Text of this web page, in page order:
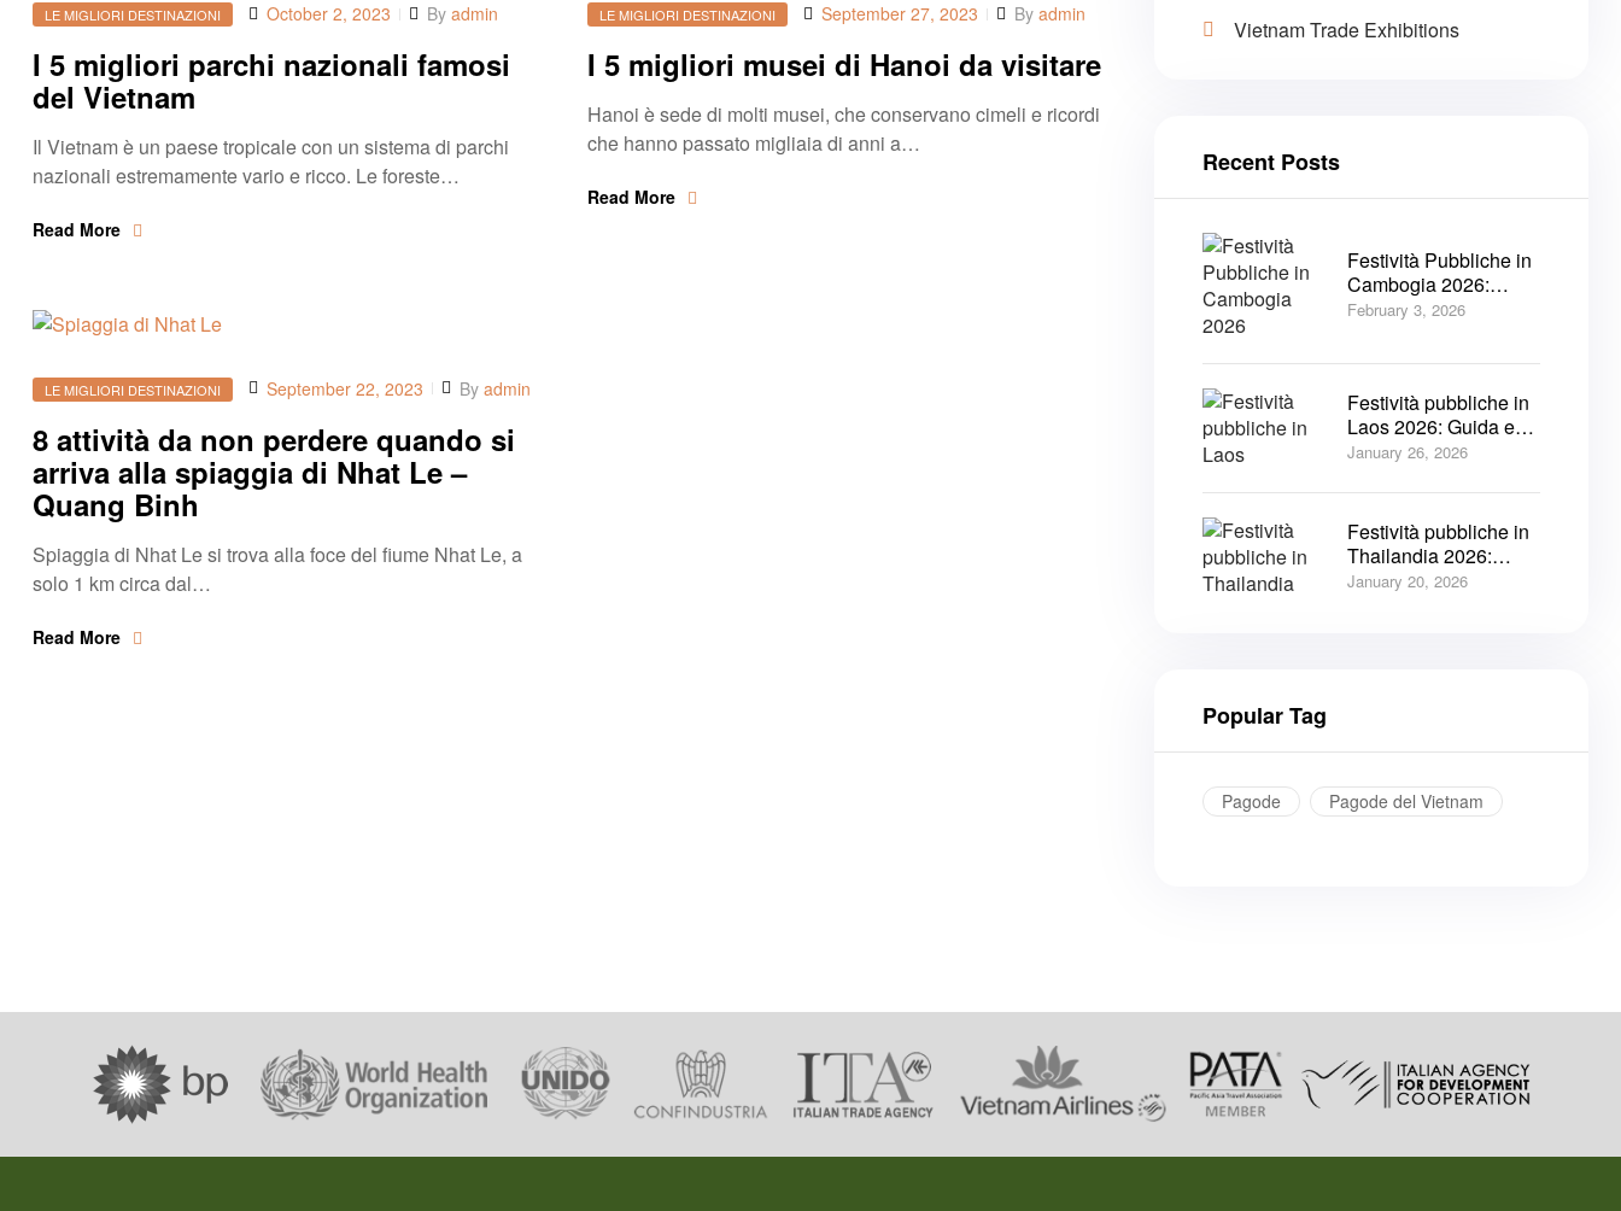
LE MIGLIORI DESTINAZIONI October 2, 2023 By admin
I 5 migliori parchi nazionali famosi
del Vietnam
Il Vietnam è un paese tropicale con un sistema di parchi
nazionali estremamente vario e ricco. Le foreste…
Read More
LE MIGLIORI DESTINAZIONI September 27, 2023 By admin
I 5 migliori musei di Hanoi da visitare
Hanoi è sede di molti musei, che conservano cimeli e ricordi
che hanno passato migliaia di anni a…
Read More
LE MIGLIORI DESTINAZIONI September 22, 2023 By admin
8 attività da non perdere quando si
arriva alla spiaggia di Nhat Le –
Quang Binh
Spiaggia di Nhat Le si trova alla foce del fiume Nhat Le, a
solo 1 km circa dal…
Read More
Vietnam Trade Exhibitions
Recent Posts
Festività Pubbliche in
Cambogia 2026:
Informazioni Chiave
February 3, 2026
Festività pubbliche in
Laos 2026: Guida e
Consigli sulle festività
January 26, 2026
Festività pubbliche in
Thailandia 2026:
Guida alle feste per
January 20, 2026
Popular Tag
Pagode Pagode del Vietnam